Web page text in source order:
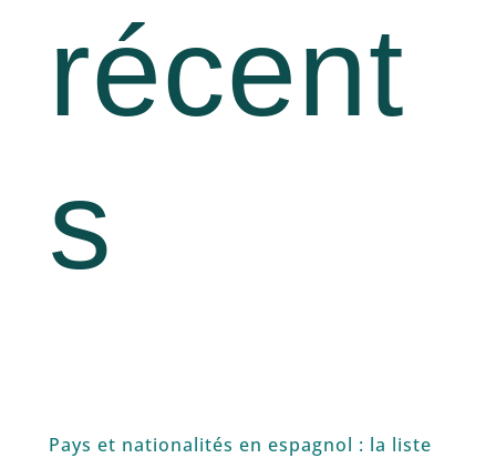
récent
s
Pays et nationalités en espagnol : la liste